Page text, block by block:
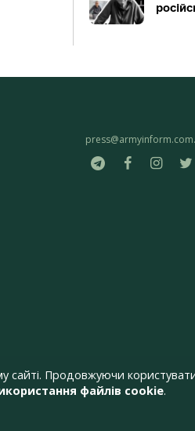
Продовжуючи
файлів cookie.